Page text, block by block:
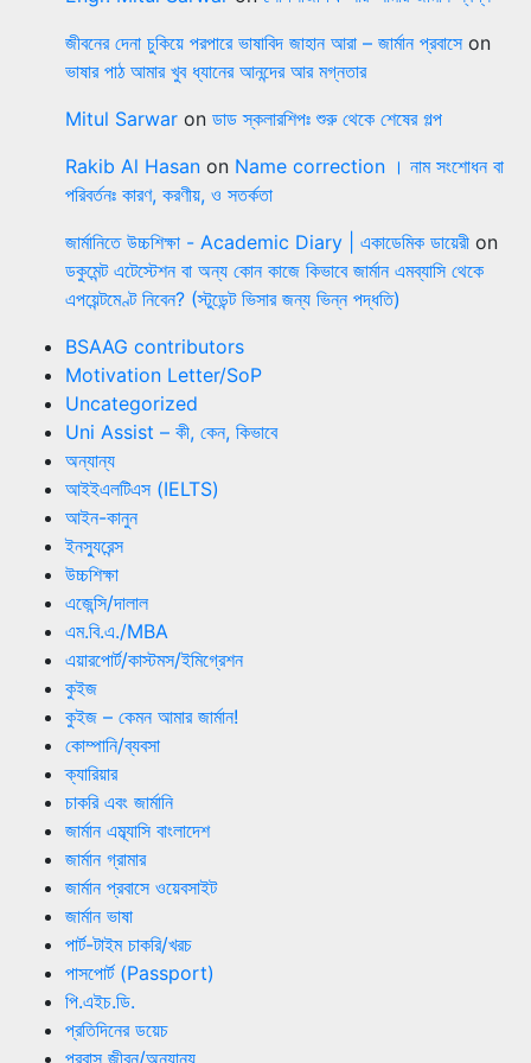
জীবনের দেনা চুকিয়ে পরপারে ভাষাবিদ জাহান আরা – জার্মান প্রবাসেon
ভাষার পাঠ আমার খুব ধ্যানের আনন্দের আর মগ্নতার
Mitul Sarwar on ডাড স্কলারশিপঃ শুরু থেকে শেষের গল্প
Rakib Al Hasan on Name correction । নাম সংশোধন বা
পরিবর্তনঃ কারণ, করণীয়, ও সতর্কতা
জার্মানিতে উচ্চশিক্ষা - Academic Diary | একাডেমিক ডায়েরী on
ডকুমেন্ট এটেস্টেশন বা অন্য কোন কাজে কিভাবে জার্মান এমব্যাসি থেকে
এপয়েন্টমেণ্ট নিবেন? (স্টুডেন্ট ভিসার জন্য ভিন্ন পদ্ধতি)
BSAAG contributors
Motivation Letter/SoP
Uncategorized
Uni Assist – কী, কেন, কিভাবে
অন্যান্য
আইইএলটিএস (IELTS)
আইন-কানুন
ইনস্যুরেন্স
উচ্চশিক্ষা
এজেন্সি/দালাল
এম.বি.এ./MBA
এয়ারপোর্ট/কাস্টমস/ইমিগ্রেশন
কুইজ
কুইজ – কেমন আমার জার্মান!
কোম্পানি/ব্যবসা
ক্যারিয়ার
চাকরি এবং জার্মানি
জার্মান এম্ব্যাসি বাংলাদেশ
জার্মান গ্রামার
জার্মান প্রবাসে ওয়েবসাইট
জার্মান ভাষা
পার্ট-টাইম চাকরি/খরচ
পাসপোর্ট (Passport)
পি.এইচ.ডি.
প্রতিদিনের ডয়েচ
প্রবাস জীবন/অন্যান্য